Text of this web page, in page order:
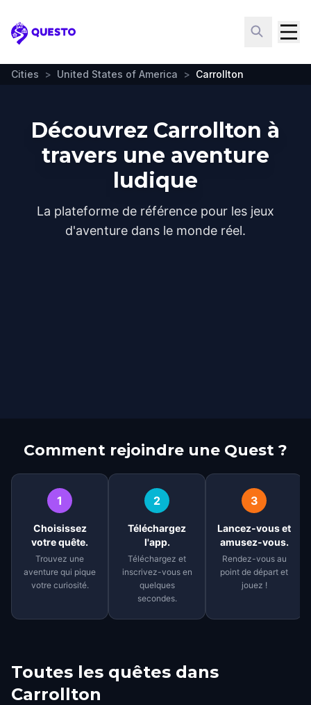
Questo
Cities > United States of America > Carrollton
Découvrez Carrollton à
travers une aventure
ludique
La plateforme de référence pour les jeux
d'aventure dans le monde réel.
Comment rejoindre une Quest ?
1
Choisissez
votre quête.
Trouvez une
aventure qui pique
votre curiosité.
2
Téléchargez
l'app.
Téléchargez et
inscrivez-vous en
quelques
secondes.
3
Lancez-vous et
amusez-vous.
Rendez-vous au
point de départ et
jouez !
Toutes les quêtes dans
Carrollton